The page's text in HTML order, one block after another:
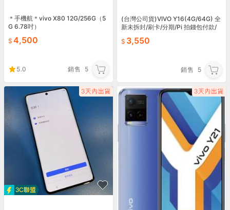
＊手機航＊vivo X80 12G/256G（5
G 6.78吋）
4,500
5.0 銷售 5
(台灣公司貨)VIVO Y16(4G/64G) 全
新未拆封/刷卡/分期/Pi 拍錢包付款/
3,550
銷售 5